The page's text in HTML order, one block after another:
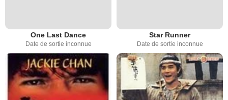
One Last Dance
Date de sortie inconnue
Star Runner
Date de sortie inconnue